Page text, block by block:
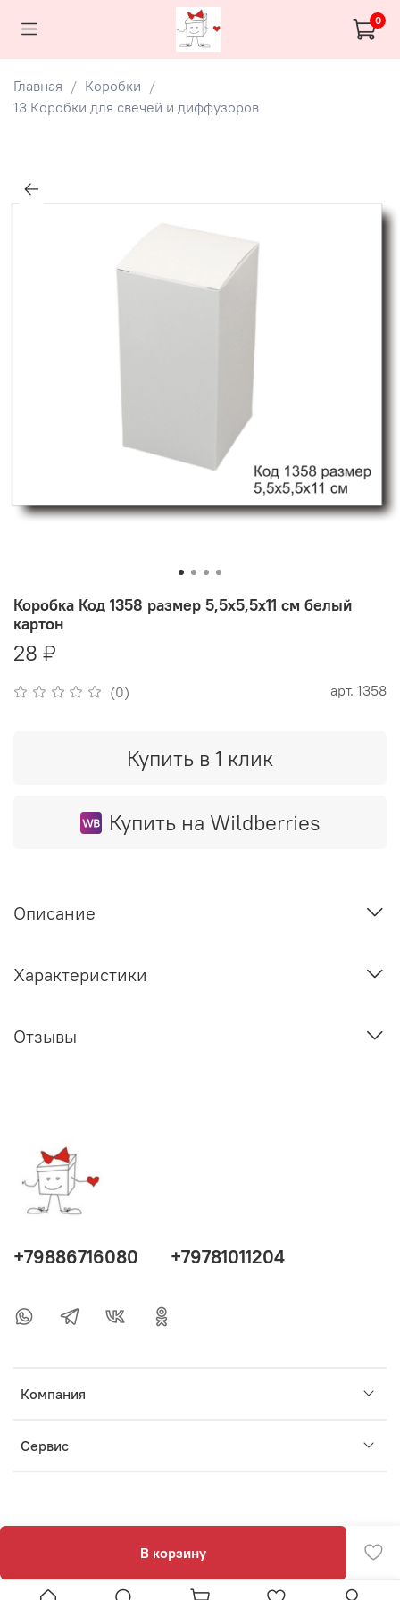
0
Главная
Коробки
13 Коробки для свечей и диффузоров
(0) арт. 1358
Коробка Код 1358 размер 5,5х5,5х11 см белый
картон
28 ₽
В корзину
Купить в 1 клик
Купить на Wildberries
Описание
Характеристики
Отзывы
Компания
Сервис
+79886716080 +79781011204